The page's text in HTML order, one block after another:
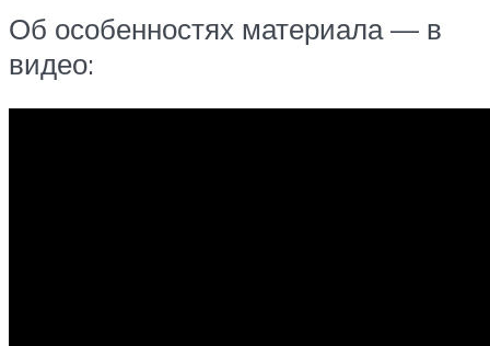
Об особенностях материала — в
видео: